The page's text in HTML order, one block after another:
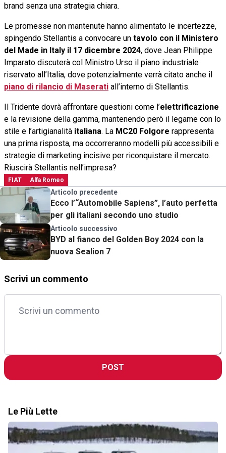
brand senza una strategia chiara.
Le promesse non mantenute hanno alimentato le incertezze,
spingendo Stellantis a convocare un tavolo con il Ministero
del Made in Italy il 17 dicembre 2024, dove Jean Philippe
Imparato discuterà col Ministro Urso il piano industriale
riservato all’Italia, dove potenzialmente verrà citato anche il
piano di rilancio di Maserati all’interno di Stellantis.
Il Tridente dovrà affrontare questioni come l’elettrificazione
e la revisione della gamma, mantenendo però il legame con lo
stile e l’artigianalità italiana. La MC20 Folgore rappresenta
una prima risposta, ma occorreranno modelli più accessibili e
strategie di marketing incisive per riconquistare il mercato.
Riuscirà Stellantis nell’impresa?
FIAT Alfa Romeo
Articolo precedente
Ecco l’“Automobile Sapiens”, l’auto perfetta
per gli italiani secondo uno studio
Articolo successivo
BYD al fianco del Golden Boy 2024 con la
nuova Sealion 7
Scrivi un commento
POST
Le Più Lette